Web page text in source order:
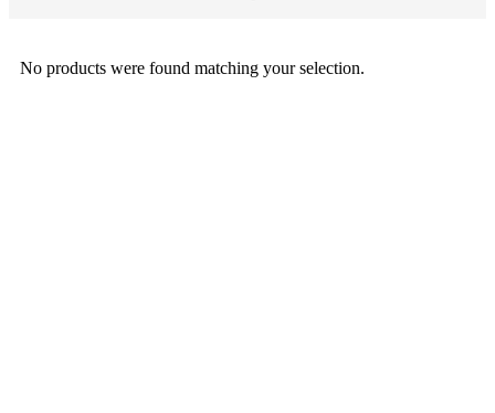
No products were found matching your selection.